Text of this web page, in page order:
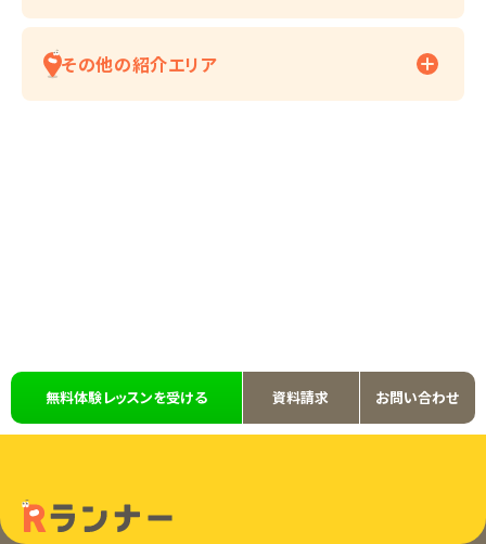
その他の紹介エリア
無料体験レッスンを受ける 資料請求 お問い合わせ